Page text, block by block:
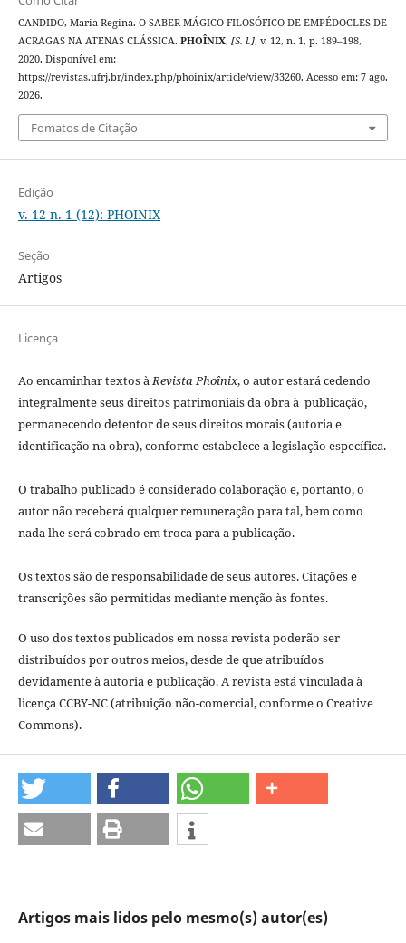
CANDIDO, Maria Regina. O SABER MÁGICO-FILOSÓFICO DE EMPÉDOCLES DE
ACRAGAS NA ATENAS CLÁSSICA. PHOÎNIX, [S. l.], v. 12, n. 1, p. 189–198,
2020. Disponível em:
https://revistas.ufrj.br/index.php/phoinix/article/view/33260. Acesso em: 7 ago.
2026.
Fomatos de Citação
Edição
v. 12 n. 1 (12): PHOINIX
Seção
Artigos
Licença
Ao encaminhar textos àRevista Phoînix, o autor estará cedendo
integralmente seus direitos patrimoniais da obra à publicação,
permanecendo detentor de seus direitos morais (autoria e
identificação na obra), conforme estabelece a legislação especí­fica.
O trabalho publicado é considerado colaboração e, portanto, o
autor não receberá qualquer remuneração para tal, bem como
nada lhe será cobrado em troca para a publicação.
Os textos são de responsabilidade de seus autores. Citações e
transcrições são permitidas mediante menção às fontes.
O uso dos textos publicados em nossa revista poderão ser
distribuídos por outros meios, desde de que atribuídos
devidamente à autoria e publicação. A revista está vinculada à
licença CCBY-NC (atribuição não-comercial, conforme o Creative
Commons).
Artigos mais lidos pelo mesmo(s) autor(es)